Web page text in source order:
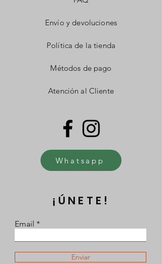
Envío y devoluciones
Política de la tienda
Métodos de pago
Atención al Cliente
Whatsapp
¡ÚNETE!
Email
Enviar